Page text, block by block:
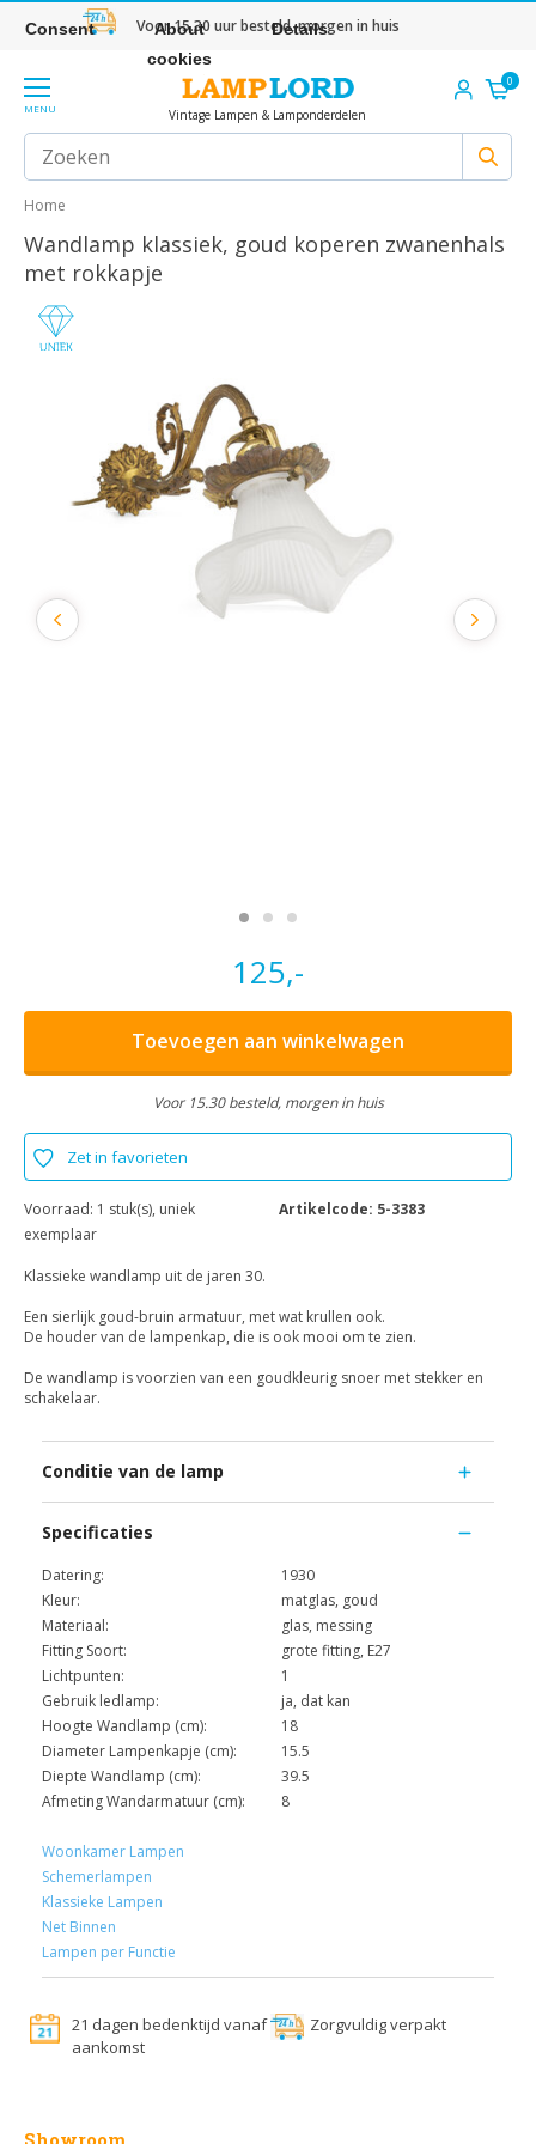
Voor 15.30 uur besteld, morgen in huis
MENU Vintage Lampen & Lamponderdelen
0
Home
Wandlamp klassiek, goud koperen zwanenhals
met rokkapje
125,-
Toevoegen aan winkelwagen
Voor 15.30 besteld, morgen in huis
Zet in favorieten
Voorraad: 1 stuk(s), uniek
exemplaar
Artikelcode: 5-3383
Klassieke wandlamp uit de jaren 30.
Een sierlijk goud-bruin armatuur, met wat krullen ook.
De houder van de lampenkap, die is ook mooi om te zien.
De wandlamp is voorzien van een goudkleurig snoer met stekker en
schakelaar.
Conditie van de lamp
Specificaties
Datering:
1930
Kleur:
matglas, goud
Materiaal:
glas, messing
Fitting Soort:
grote fitting, E27
Lichtpunten:
1
Gebruik ledlamp:
ja, dat kan
Hoogte Wandlamp (cm):
18
Diameter Lampenkapje (cm):
15.5
Diepte Wandlamp (cm):
39.5
Afmeting Wandarmatuur (cm):
8
Woonkamer Lampen
Schemerlampen
Klassieke Lampen
Net Binnen
Lampen per Functie
21 dagen bedenktijd vanaf
aankomst
Zorgvuldig verpakt
Consent
About
cookies
Details